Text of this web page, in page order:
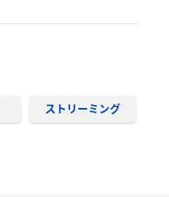
ストリーミング